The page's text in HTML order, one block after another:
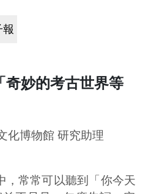
報
奇妙的考古世界等
化博物館 研究助理
，常常可以聽到「你今天